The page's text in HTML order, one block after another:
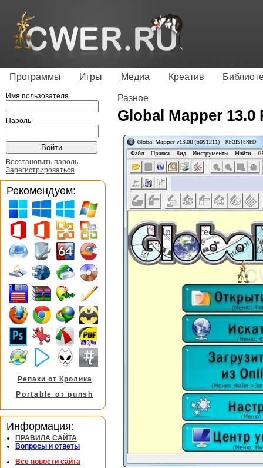
Программы Игры Медиа Креатив
Разное
Global Mapper 13.0
Имя пользователя
Пароль
Восстановить пароль
Зарегистрироваться
Рекомендуем:
Репаки от Кролика
Portable от punsh
Информация:
ПРАВИЛА САЙТА
Вопросы и ответы
Все новости сайта